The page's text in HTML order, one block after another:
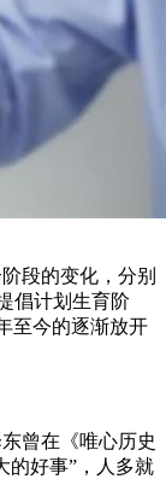
段的变化，分别
倡计划生育阶
至今的逐渐放开
曾在《唯心历史
的好事”，人多就